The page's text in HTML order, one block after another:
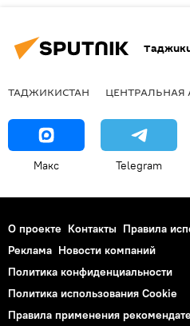
ТАДЖИКИСТАН ЦЕНТРАЛЬНАЯ
Макс Telegram
О проекте Контакты Правила
Реклама Новости компаний
Политика конфиденциальности
Политика использования Cookie
Правила применения